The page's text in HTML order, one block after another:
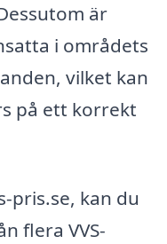
är
i områdets
vilket kan
på ett korrekt
pris.se, kan du
flera VVS-